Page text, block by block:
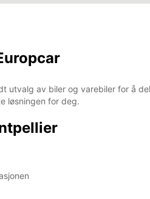
av biler og varebiler for å
løsningen for deg.